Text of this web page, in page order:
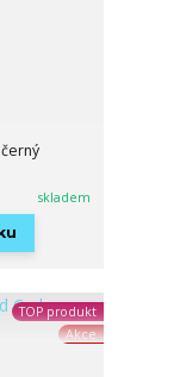
skladem
TOP produkt
Akce